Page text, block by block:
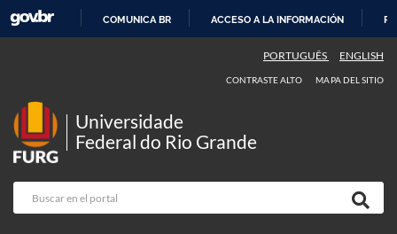
CONTENIDO
COMUNICA BR ACCESO A LA INFORMACIÓN
PORTUGUÊS ENGLISH
CONTRASTE ALTO MAPA DEL SITIO
Universidade
Federal do Rio Grande